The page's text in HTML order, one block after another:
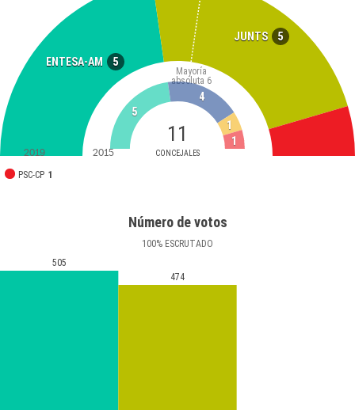
ENTESA-AM 5
JUNTS 5
11
CONCEJALES
Mayoría
absoluta 6
PSC-CP 1
5
4
1
1
2019 2015
Número de votos
100% ESCRUTADO
505
474